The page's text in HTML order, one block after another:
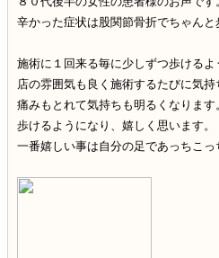
辛かった症状は股関節骨折でちゃんと
施術に１回来る毎に少しずつ歩けるよ
店の雰囲気も良く施術するたびに気持
痛みもとれて気持ちも明るくなります
歩けるようになり、嬉しく思います。
一番嬉しい事は自分の足であっちこっ